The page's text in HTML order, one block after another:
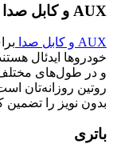
AUX و کابل صدا
AUX و کابل صدا
خودروها ایدئال
و در طول‌های
بدون نویز را تضمین
باتری